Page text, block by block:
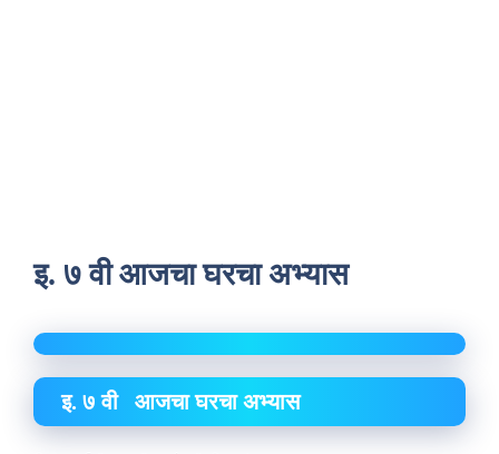
इ. ७ वी आजचा घरचा अभ्यास
इ. ७ वी आजचा घरचा अभ्यास